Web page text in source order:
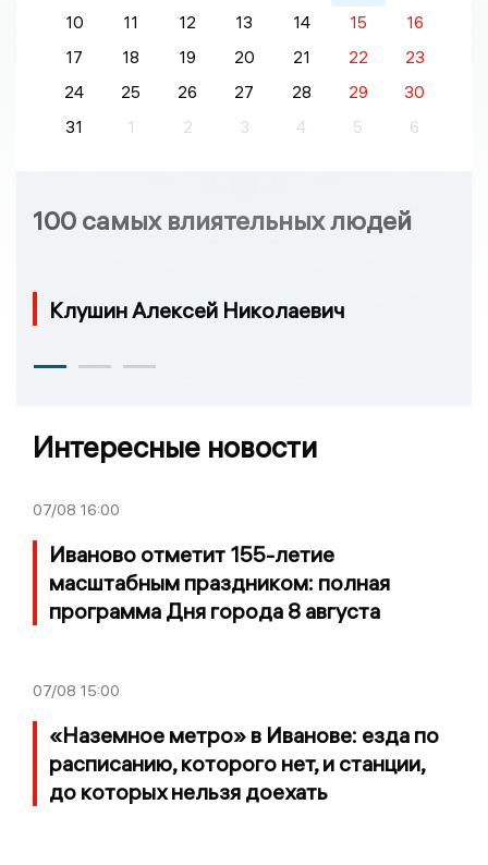
10
11 12 13 14 15
16
17
18 19 20 21 22
23
24
25 26 27 28 29
30
31
1 2 3 4 5 6
100 самых влиятельных людей
Клушин Алексей Николаевич
Интересные новости
07/08 16:00
Иваново отметит 155-летие
масштабным праздником: полная
программа Дня города 8 августа
07/08 15:00
«Наземное метро» в Иванове: езда по
расписанию, которого нет, и станции,
до которых нельзя доехать